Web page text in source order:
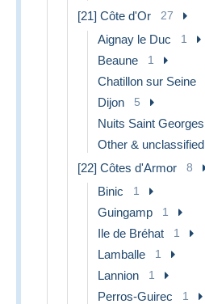
[21] Côte d'Or 27
Aignay le Duc 1
Beaune 1
Chatillon sur Seine
Dijon 5
Nuits Saint Georges
Other & unclassified
[22] Côtes d'Armor 8
Binic 1
Guingamp 1
Ile de Bréhat 1
Lamballe 1
Lannion 1
Perros-Guirec 1